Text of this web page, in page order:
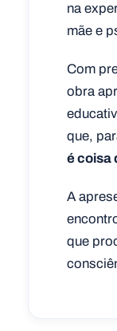
na
mãe e
Com
obra
que,
é coisa
A
que